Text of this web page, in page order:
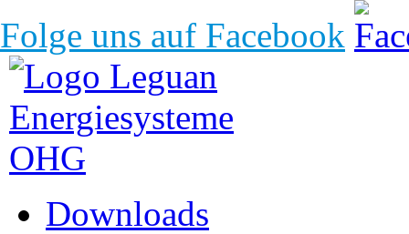
Folge uns auf Facebook
Downloads